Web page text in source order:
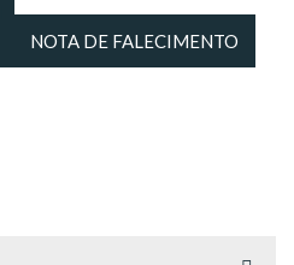
NOTA DE FALECIMENTO